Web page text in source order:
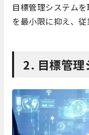
目標管理システム
を最小限に抑え、従
2. 目標管理